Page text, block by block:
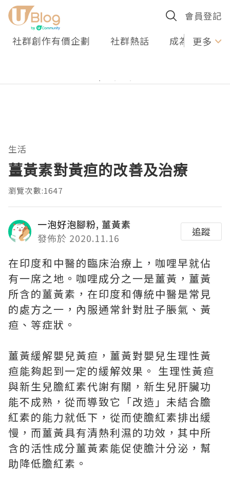
會員登記
社群創作有價企劃 社群熱話 成為U更多
生活
薑黃素對黃疸的改善及治療
瀏覽次數:1647
一泡好泡腳粉, 薑黃素
發佈於 2020.11.16
追蹤
在印度和中醫的臨床治療上，咖哩早就佔
有一席之地。咖哩成分之一是薑黃，薑黃
所含的薑黃素，在印度和傳統中醫是常見
的處方之一，內服通常針對肚子脹氣、黃
疸、等症狀。
薑黃緩解嬰兒黃疸，薑黃對嬰兒生理性黃
疸能夠起到一定的緩解效果。 生理性黃疸
與新生兒膽紅素代謝有關，新生兒肝臟功
能不成熟，從而導致它「改造」未結合膽
紅素的能力就低下，從而使膽紅素排出緩
慢，而薑黃具有清熱利濕的功效，其中所
含的活性成分薑黃素能促使膽汁分泌，幫
助降低膽紅素。